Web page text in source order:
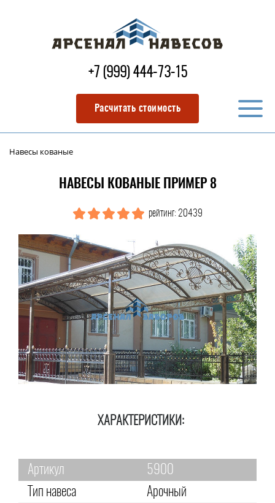
+7 (999) 444-73-15
Расчитать стоимость
Навесы кованые
НАВЕСЫ КОВАНЫЕ ПРИМЕР 8
рейтинг: 20439
ХАРАКТЕРИСТИКИ:
Артикул
5900
Тип навеса
Арочный